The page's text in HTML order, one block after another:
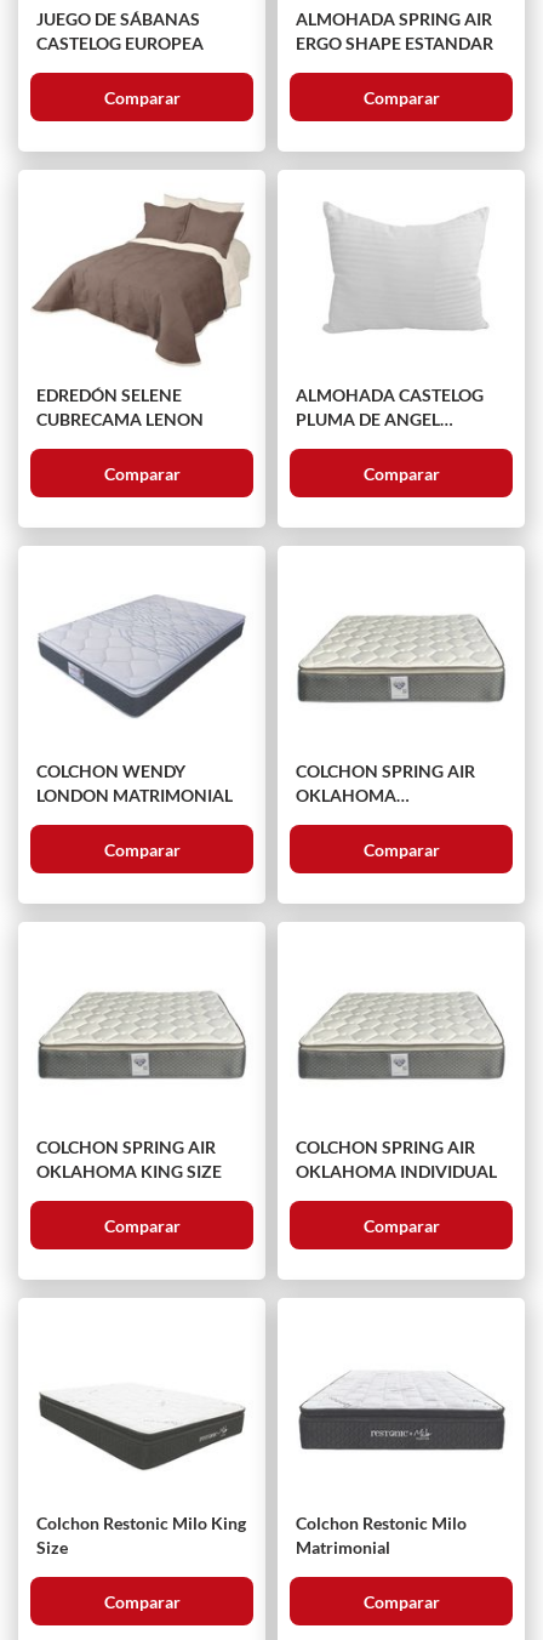
JUEGO DE SÁBANAS
CASTELOG EUROPEA
Comparar
ALMOHADA SPRING AIR
ERGO SHAPE ESTANDAR
Comparar
EDREDÓN SELENE
CUBRECAMA LENON
Comparar
ALMOHADA CASTELOG
PLUMA DE ANGEL
Comparar
COLCHON WENDY
LONDON MATRIMONIAL
Comparar
COLCHON SPRING AIR
OKLAHOMA
Comparar
COLCHON SPRING AIR
OKLAHOMA KING SIZE
Comparar
COLCHON SPRING AIR
OKLAHOMA INDIVIDUAL
Comparar
Colchon Restonic Milo King
Size
Comparar
Colchon Restonic Milo
Matrimonial
Comparar